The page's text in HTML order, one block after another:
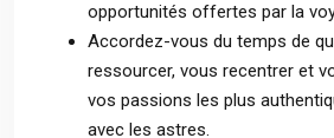
opportunités offertes par la
Accordez-vous du temps de
ressourcer, vous recentrer et
vos passions les plus
avec les astres.